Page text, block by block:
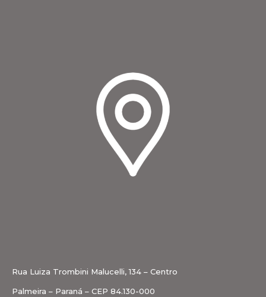
Rua Luiza Trombini Malucelli, 134 – Centro
Palmeira – Paraná – CEP 84.130-000